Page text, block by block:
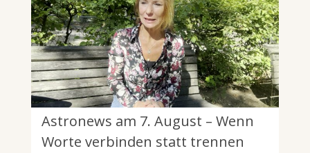
Astronews am 7. August – Wenn
Worte verbinden statt trennen